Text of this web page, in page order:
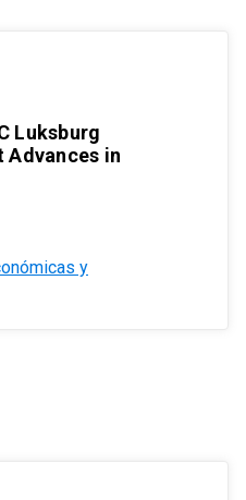
Luksburg
Advances in
y